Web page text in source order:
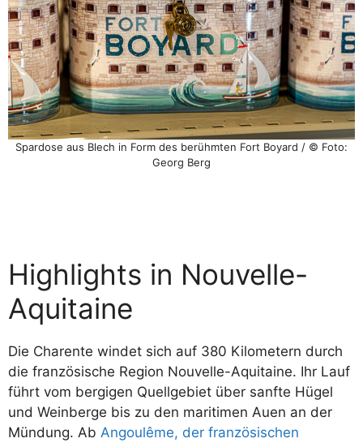
Spardose aus Blech in Form des berühmten Fort Boyard / © Foto:
Georg Berg
Highlights in Nouvelle-
Aquitaine
Die Charente windet sich auf 380 Kilometern durch
die französische Region Nouvelle-Aquitaine. Ihr Lauf
führt vom bergigen Quellgebiet über sanfte Hügel
und Weinberge bis zu den maritimen Auen an der
Mündung. Ab Angoulême, der französischen